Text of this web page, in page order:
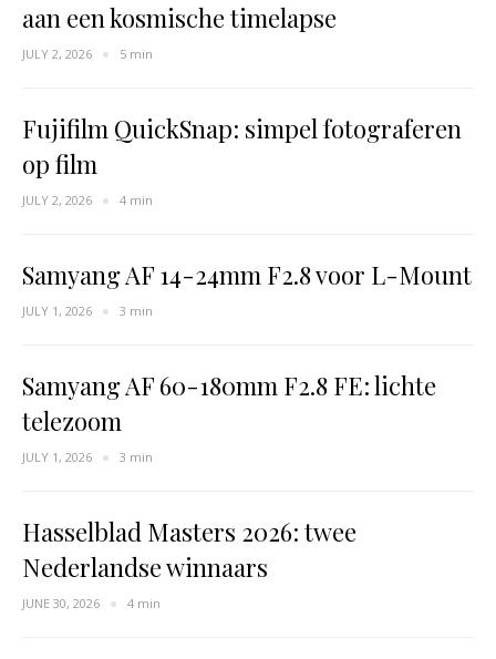
aan een kosmische timelapse
JULY 2, 2026 5 min
Fujifilm QuickSnap: simpel fotograferen
op film
JULY 2, 2026 4 min
Samyang AF 14-24mm F2.8 voor L-Mount
JULY 1, 2026 3 min
Samyang AF 60-180mm F2.8 FE: lichte
telezoom
JULY 1, 2026 3 min
Hasselblad Masters 2026: twee
Nederlandse winnaars
JUNE 30, 2026 4 min